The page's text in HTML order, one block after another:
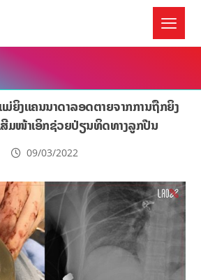
ຍິງແຄນນາດາລອດຕາຍຈາກການຖືກຍິງ
ມໜ້າເອິກຊ່ວຍປ່ຽນທິດທາງລູກປືນ
09/03/2022